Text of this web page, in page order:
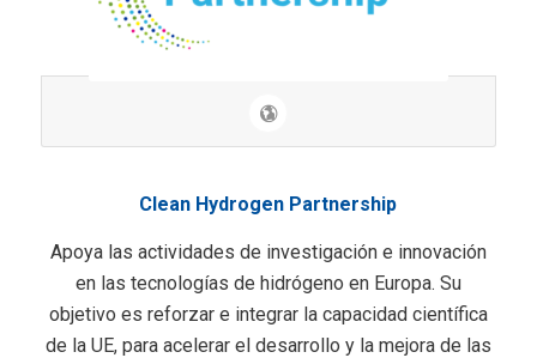
Clean Hydrogen Partnership
Apoya las actividades de investigación e innovación
en las tecnologías de hidrógeno en Europa. Su
objetivo es reforzar e integrar la capacidad científica
de la UE, para acelerar el desarrollo y la mejora de las